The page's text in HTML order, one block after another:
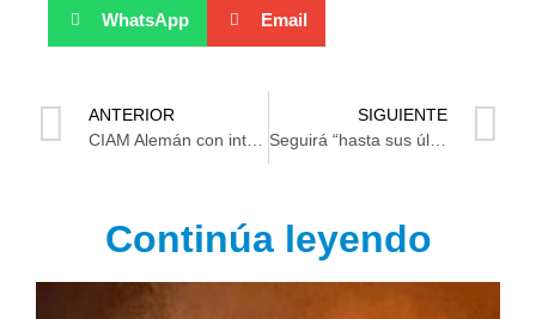
WhatsApp Email
ANTERIOR
SIGUIENTE
Seguirá “hasta sus últimas consecuencias”: Padre de Octavio Ocaña
Continúa leyendo